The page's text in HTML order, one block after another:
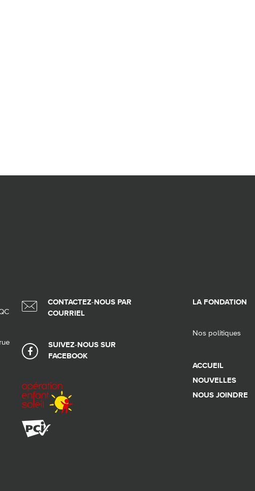
CONTACTEZ-NOUS PAR
COURRIEL
SUIVEZ-NOUS SUR
FACEBOOK
LA FONDATION
Nos politiques
ACCUEIL
NOUVELLES
NOUS JOINDRE